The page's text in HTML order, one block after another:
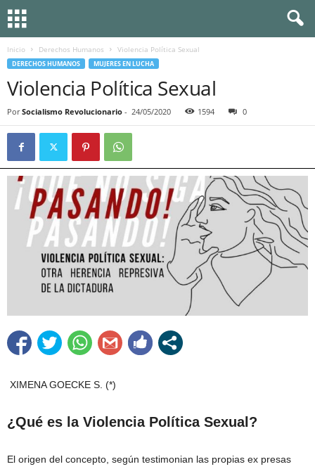
Inicio Derechos Humanos Violencia Política Sexual
DERECHOS HUMANOS MUJERES EN LUCHA
Violencia Política Sexual
Por Socialismo Revolucionario - 24/05/2020 1594 0
XIMENA GOECKE S. (*)
¿Qué es la Violencia Política Sexual?
El origen del concepto, según testimonian las propias ex presas